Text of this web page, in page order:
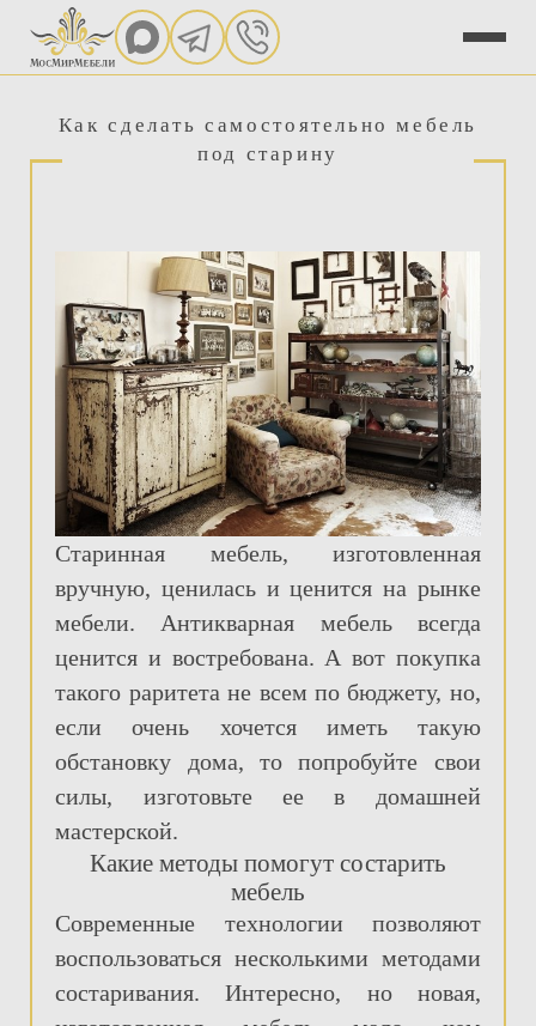
Как сделать самостоятельно мебель
под старину
Старинная мебель, изготовленная
вручную, ценилась и ценится на рынке
мебели. Антикварная мебель всегда
ценится и востребована. А вот покупка
такого раритета не всем по бюджету, но,
если очень хочется иметь такую
обстановку дома, то попробуйте свои
силы, изготовьте ее в домашней
мастерской.
Какие методы помогут состарить
мебель
Современные технологии позволяют
воспользоваться несколькими методами
состаривания. Интересно, но новая,